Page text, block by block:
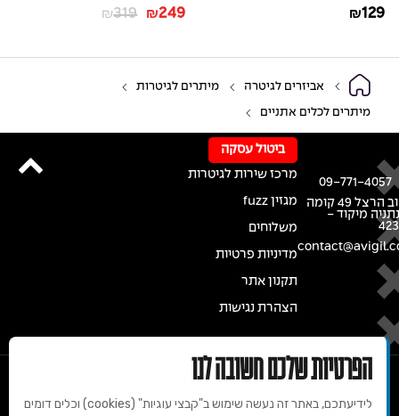
₪129
₪319 ₪249
אביזרים לגיטרה מיתרים לגיטרות
מיתרים לכלים אתניים
רחוב הרצל 49 קומה
מיקוד -
09-771-4057
ביטול עסקה
מרכז שירות לגיטרות
מגזין fuzz
משלוחים
מדיניות פרטיות
תקנון אתר
הצהרת נגישות
הפרטיות שלכם חשובה לנו
לידיעתכם, באתר זה נעשה שימוש ב"קבצי עוגיות" (cookies) וכלים דומים